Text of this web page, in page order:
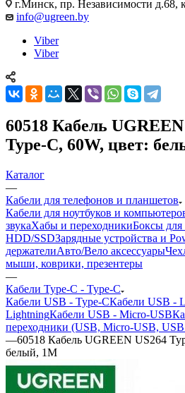
г.Минск, пр. Независимости д.68,
info@ugreen.by
Viber
Viber
60518 Кабель
Type-C, 60W, цвет:
Каталог
—
Кабели для телефонов и планшетов
Кабели для ноутбуков и
звукаХабы и переходникиБоксы для
HDD/SSDЗарядные устройства и
держателиАвто/Вело аксессуары
мыши, коврики, презентеры
—
Кабели Type-C - Type-C
Кабели USB - Type-CКабели USB -
LightningКабели USB - Micro-USB
переходники (USB, Micro-USB,
—60518 Кабель UGREEN US264
белый, 1M